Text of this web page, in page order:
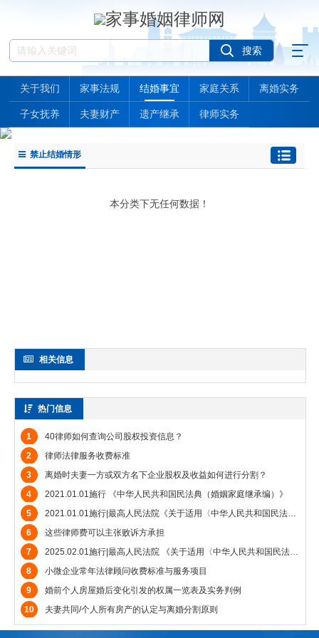
关于我们 家事法规 结婚事宜 家庭关系 离婚实务
子女抚养 夫妻财产 遗产继承 律师实务
禁止结婚情形
本分类下无任何数据！
相关信息
热门信息
1
40律师如何查询公司股权投资信息？
2
律师法律服务收费标准
3
离婚时夫妻一方或双方名下企业股权及收益如何进行分割？
4
2021.01.01施行 《中华人民共和国民法典（婚姻家庭继承编）》
5
2021.01.01施行|最高人民法院《关于适用〈中华人民共和国民法典〉婚姻家庭编的解释（一）》
6
这些律师费可以主张败诉方承担
7
2025.02.01施行|最高人民法院 《关于适用〈中华人民共和国民法典〉婚姻家庭编的解释（二）》
8
小微企业常年法律顾问收费标准与服务项目
9
婚前个人房屋婚后变化引发的权属一览表及实务判例
10
夫妻共同/个人所有房产的认定与离婚分割原则